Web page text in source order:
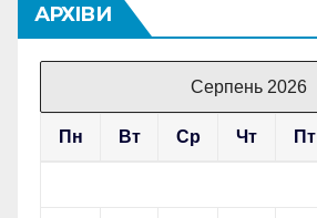
АРХІВИ
Серпень 2026
Пн Вт Ср Чт Пт